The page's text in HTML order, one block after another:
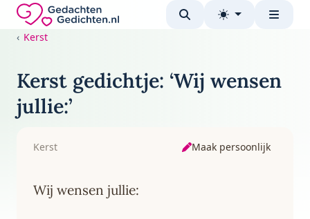
Direct naar de inhoud
Gedachten-Gedichten.nl — naar de homepage
Kerst
Kerst gedichtje: ‘Wij wensen
jullie:’
Kerst Maak persoonlijk
Wij wensen jullie: